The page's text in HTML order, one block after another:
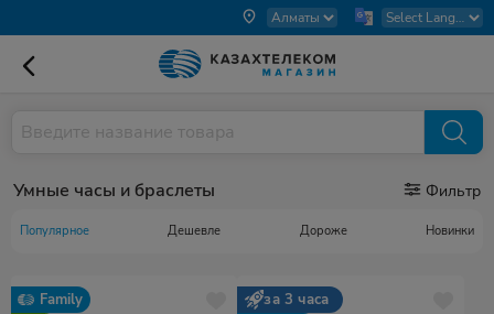
Умные часы и браслеты Фильтр
Популярное Дешевле Дороже Новинки
Family
за 3 часа